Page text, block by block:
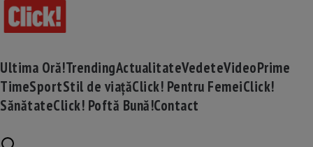
Ultima Oră!TrendingActualitateVedeteVideoPrime
TimeSportStil de viațăClick! Pentru FemeiClick!
SănătateClick! Poftă Bună!Contact